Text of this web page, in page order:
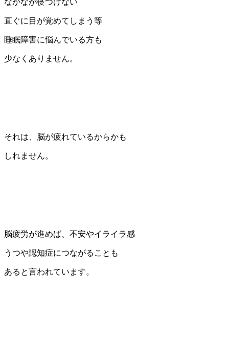
なかなか寝つけない
直ぐに目が覚めてしまう等
睡眠障害に悩んでいる方も
少なくありません。
それは、脳が疲れているからかも
しれません。
脳疲労が進めば、不安やイライラ感
うつや認知症につながることも
あると言われています。